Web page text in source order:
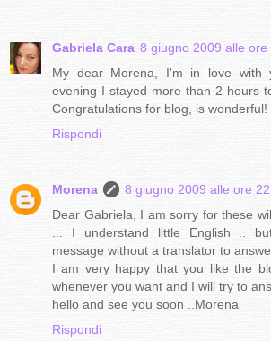
Gabriela Cara 8 giugno 2009 alle ore
My dear Morena, I'm in love with
evening I stayed more than 2 hours
Congratulations for blog, is wonderful!
Rispondi
Morena
8 giugno 2009 alle ore
Dear Gabriela, I am sorry for these
... I understand little English ..
message without a translator to
I am very happy that you like the
whenever you want and I will try to
hello and see you soon ..Morena
Rispondi